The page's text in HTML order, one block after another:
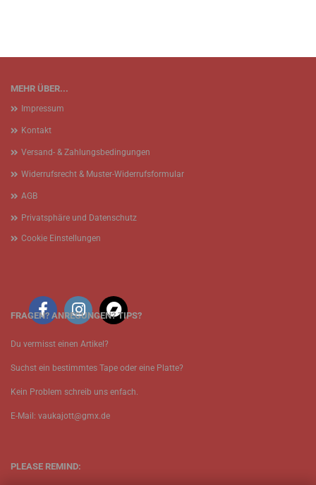
MEHR ÜBER...
Impressum
Kontakt
Versand- & Zahlungsbedingungen
Widerrufsrecht & Muster-Widerrufsformular
AGB
Privatsphäre und Datenschutz
Cookie Einstellungen
FRAGEN? ANREGUNGEN? TIPS?
Du vermisst einen Artikel?
Suchst ein bestimmtes Tape oder eine Platte?
Kein Problem schreib uns enfach.
E-Mail: vaukajott@gmx.de
PLEASE REMIND: